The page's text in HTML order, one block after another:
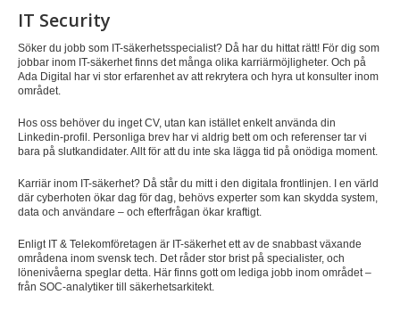
IT Security
Söker du jobb som IT-säkerhetsspecialist? Då har du hittat rätt! För dig som
jobbar inom IT-säkerhet finns det många olika karriärmöjligheter. Och på
Ada Digital har vi stor erfarenhet av att rekrytera och hyra ut konsulter inom
området.
Hos oss behöver du inget CV, utan kan istället enkelt använda din
Linkedin-profil. Personliga brev har vi aldrig bett om och referenser tar vi
bara på slutkandidater. Allt för att du inte ska lägga tid på onödiga moment.
Karriär inom IT-säkerhet? Då står du mitt i den digitala frontlinjen. I en värld
där cyberhoten ökar dag för dag, behövs experter som kan skydda system,
data och användare – och efterfrågan ökar kraftigt.
Enligt IT & Telekomföretagen är IT-säkerhet ett av de snabbast växande
områdena inom svensk tech. Det råder stor brist på specialister, och
lönenivåerna speglar detta. Här finns gott om lediga jobb inom området –
från SOC-analytiker till säkerhetsarkitekt.